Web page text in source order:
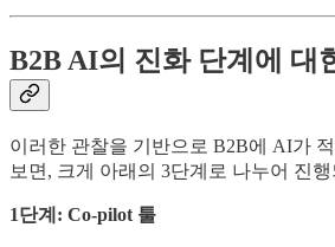
B2B AI의 진화 단계에 대
이러한 관찰을 기반으로 B2B에 AI가
보면, 크게 아래의 3단계로 나누어 진
1단계: Co-pilot 툴